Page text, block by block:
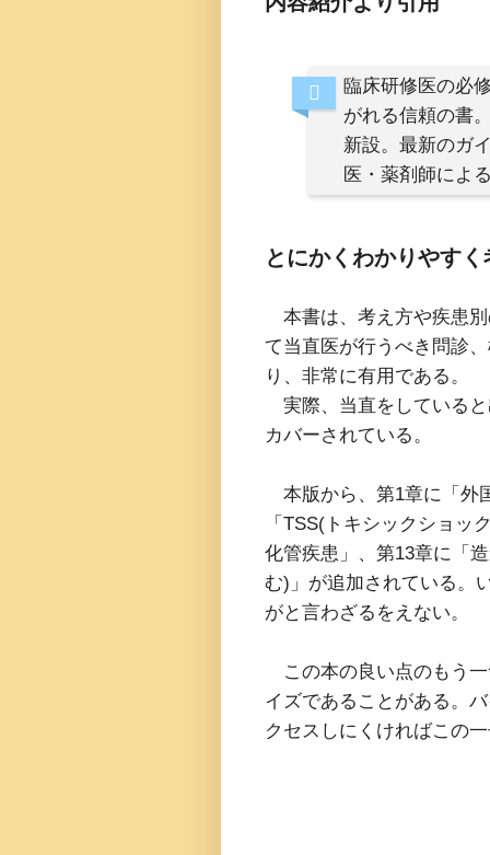
臨床研修医の必
がれる信頼の書
新設。最新のガ
医・薬剤師によ
とにかくわかりやす
本書は、考え方や疾患
て当直医が行うべき問診
り、非常に有用である。
実際、当直をしている
カバーされている。
本版から、第1章に「外
「TSS(トキシックショッ
化管疾患」、第13章に「
む)」が追加されている。
がと言わざるをえない。
この本の良い点のもう
イズであることがある。
クセスしにくければこの